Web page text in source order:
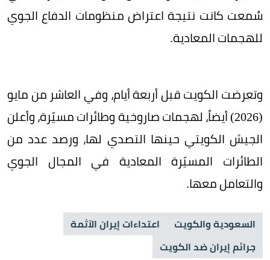
سُمعت كانت نتيجة اعتراض منظومات الدفاع الجوي
للهجمات المعادية.
وتعرضت الكويت قبل أربعة أيام، وفي العاشر من مايو
(2026) أيضاً، لهجمات صاروخية وطائرات مسيّرة، وأعلن
الجيش الكويتي حينها التصدي لها، ورصد عدد من
الطائرات المسيّرة المعادية في المجال الجوي
والتعامل معها.
السعودية والكويت
اعتداءات إيران الآثمة
جرائم إيران ضد الكويت